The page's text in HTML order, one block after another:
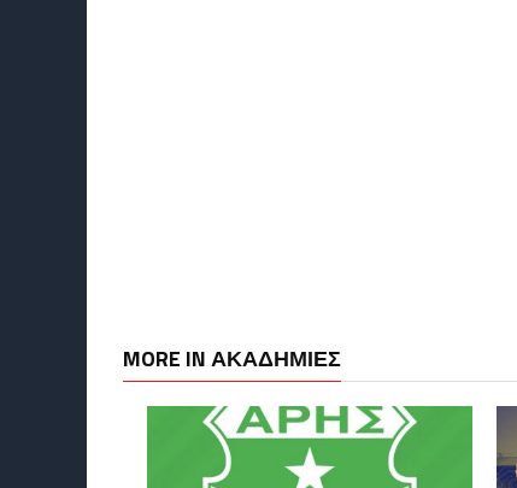
MORE IN ΑΚΑΔΗΜΙΕΣ